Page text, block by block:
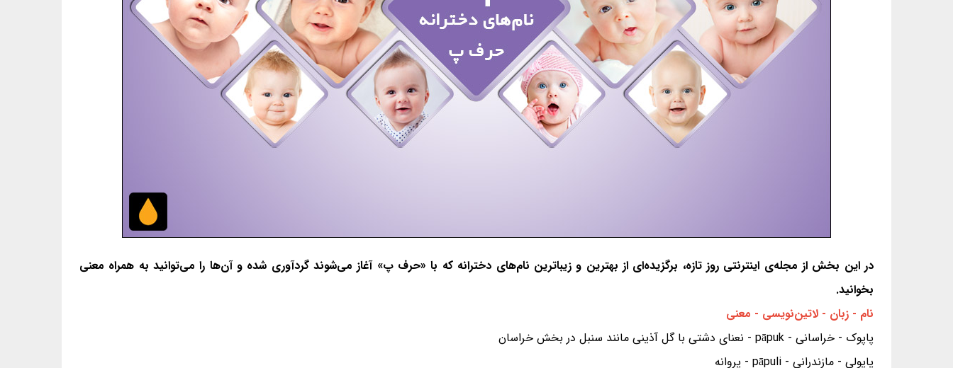
در این بخش از مجله‌ی اینترنتی روز تازه، برگزیده‌ای از بهترین و زیباترین نام‌های دخترانه که با «حرف پ» آغاز می‌شوند گردآوری شده و آن‌ها را می‌توانید به همراه معنی
بخوانید.
نام - زبان - لاتین‌نویسی - معنی
پاپوک - خراسانی - pāpuk - نعنای دشتی با گل آذینی مانند سنبل در بخش خراسان
پاپولی - مازندرانی - pāpuli - پروانه